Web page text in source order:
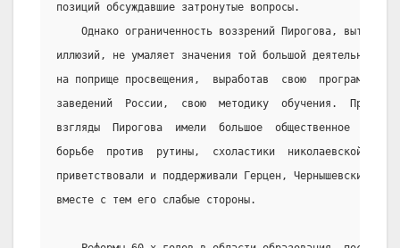
позиций обсуждавшие затронутые вопросы.
Однако ограниченность воззрений Пирогова,
иллюзий, не умаляет значения той большой
на поприще просвещения,  выработав  свою  программу
заведений  России,  свою  методику  обучения.
взгляды  Пирогова  имели  большое  общественное
борьбе  против  рутины,  схоластики  николаевской
приветствовали и поддерживали Герцен, Чернышевский  и
вместе с тем его слабые стороны.